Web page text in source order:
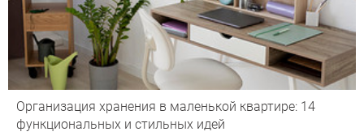
Организация хранения в маленькой квартире: 14
функциональных и стильных идей